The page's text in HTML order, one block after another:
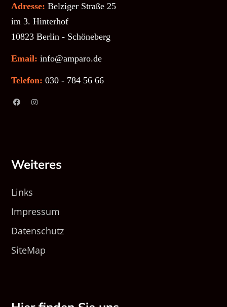
Adresse: Belziger Straße 25
im 3. Hinterhof
10823 Berlin - Schöneberg
Email: info@amparo.de
Telefon: 030 - 784 56 66
Weiteres
Links
Impressum
Datenschutz
SiteMap